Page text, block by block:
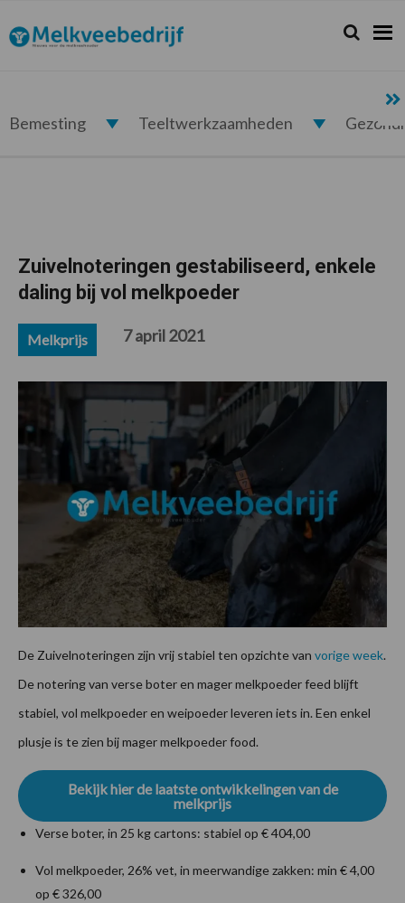
de
hoofdnavigatie
de
hoofd
de
eerste
de
voettekst
Melkveebedrijf.nl Zoeken...
Zoek
Bemesting Teeltwerkzaamheden
Zuivelnoteringen gestabiliseerd, enkele
daling bij vol melkpoeder
Melkprijs 7 april 2021
De Zuivelnoteringen zijn vrij stabiel ten opzichte van vorige week.
De notering van verse boter en mager melkpoeder feed blijft
stabiel, vol melkpoeder en weipoeder leveren iets in. Een enkel
plusje is te zien bij mager melkpoeder food.
Bekijk hier de laatste ontwikkelingen van de
melkprijs
Verse boter, in 25 kg cartons: stabiel op € 404,00
Vol melkpoeder, 26% vet, in meerwandige zakken: min € 4,00
op € 326,00